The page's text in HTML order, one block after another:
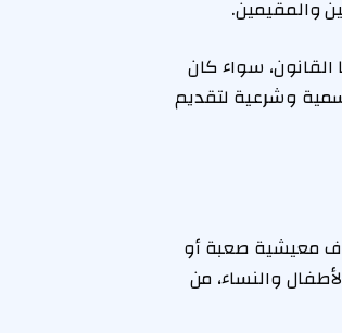
والمقيمين.
سواء كان
وشرعية لتقديم
معيشية صعبة أو
والنساء، من